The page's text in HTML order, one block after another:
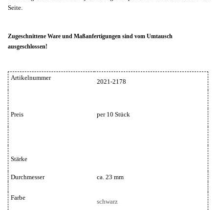
Seite.
Zugeschnittene Ware und Maßanfertigungen sind vom Umtausch
ausgeschlossen!
Artikelnummer
2021-2178
Preis per 10 Stück
Stärke
Durchmesser ca. 23 mm
Farbe
schwarz